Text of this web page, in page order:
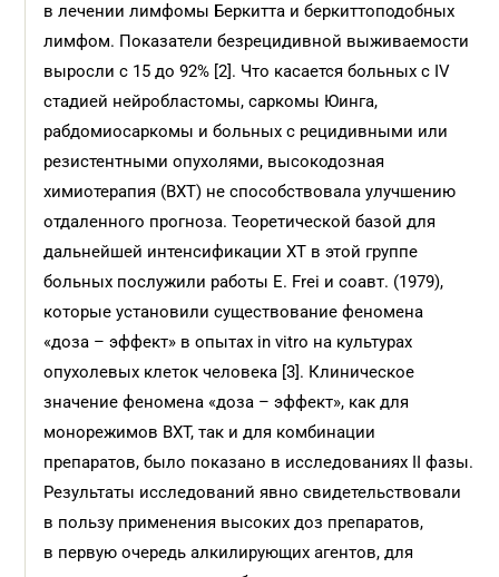
в лечении лимфомы Беркитта и беркиттоподобных
лимфом. Показатели безрецидивной выживаемости
выросли с 15 до 92% [2]. Что касается больных с IV
стадией нейробластомы, саркомы Юинга,
рабдомиосаркомы и больных с рецидивными или
резистентными опухолями, высокодозная
химиотерапия (ВХТ) не способствовала улучшению
отдаленного прогноза. Теоретической базой для
дальнейшей интенсификации ХТ в этой группе
больных послужили работы E. Frei и соавт. (1979),
которые установили существование феномена
«доза – эффект» в опытах in vitro на культурах
опухолевых клеток человека [3]. Клиническое
значение феномена «доза – эффект», как для
монорежимов ВХТ, так и для комбинации
препаратов, было показано в исследованиях II фазы.
Результаты исследований явно свидетельствовали
в пользу применения высоких доз препаратов,
в первую очередь алкилирующих агентов, для